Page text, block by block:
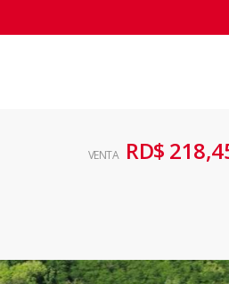
VENTA RD$